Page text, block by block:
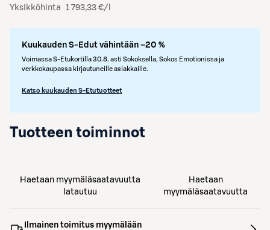
Yksikköhinta 1 793,33 €/l
Kuukauden S-Edut vähintään –20 %
Voimassa S-Etukortilla 30.8. asti Sokoksella, Sokos Emotionissa ja
verkkokaupassa kirjautuneille asiakkaille.
Katso kuukauden S-Etutuotteet
Tuotteen toiminnot
Haetaan myymäläsaatavuutta
latautuu
Haetaan
myymäläsaatavuutta
Ilmainen toimitus myymälään